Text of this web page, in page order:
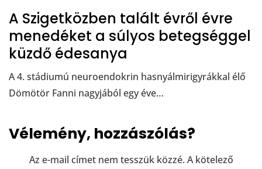
A Szigetközben talált évről évre
menedéket a súlyos betegséggel
küzdő édesanya
A 4. stádiumú neuroendokrin hasnyálmirigyrákkal élő
Dömötör Fanni nagyjából egy éve…
Vélemény, hozzászólás?
Az e-mail címet nem tesszük közzé. A kötelező